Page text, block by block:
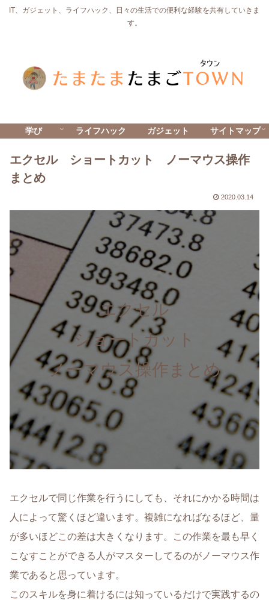
IT、ガジェット、ライフハック、日々の生活での便利な経験を共有していきま
す。
学び ライフハック ガジェット サイトマップ
エクセル ショートカット ノーマウス操作
まとめ
2020.03.14
エクセル
ショートカット
ノーマウス操作まとめ
エクセルで同じ作業を行うにしても、それにかかる時間は
人によって驚くほど違います。複雑になればなるほど、量
が多いほどこの差は大きくなります。この作業を最も早く
こなすことができる人がマスターしてるのがノーマウス作
業であると思っています。
このスキルを身に着けるには知っているだけで実践するの